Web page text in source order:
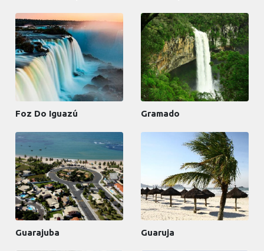
Foz Do Iguazú Gramado
Guarajuba Guaruja